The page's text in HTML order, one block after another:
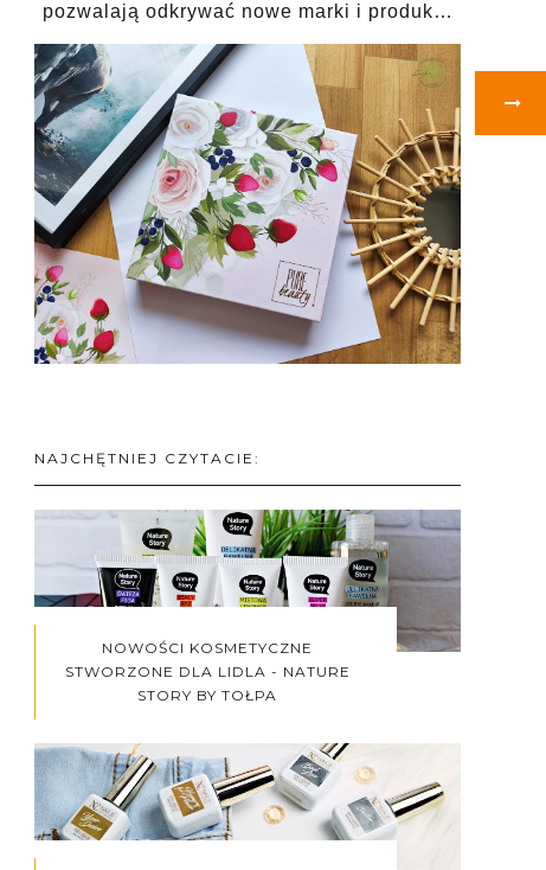
pozwalają odkrywać nowe marki i produk…
NAJCHĘTNIEJ CZYTACIE:
NOWOŚCI KOSMETYCZNE
STWORZONE DLA LIDLA - NATURE
STORY BY TOŁPA